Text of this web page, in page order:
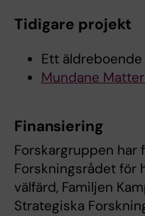
Tidigare projekt
Ett
Mundane
Finansiering
Forskargruppen har
Forskningsrådet för
välfärd, Familjen
Strategiska